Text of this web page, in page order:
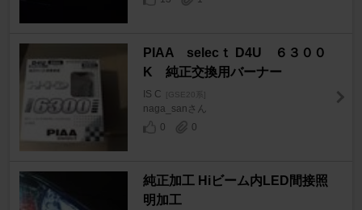
PIAA selecｔ D4U ６３００
K 純正交換用バーナー
IS C [GSE20系]
naga_sanさん
0
0
純正加工 Hiビーム内LED間接照
明加工